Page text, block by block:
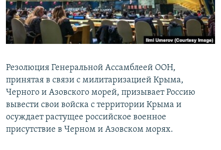
КРЫМ.НЕПОКОРЕННЫЙ
ELIFBE
УКРАИНСКАЯ ПРОБЛЕМА КРЫМА
Резолюция Генеральной Ассамблеей ООН,
принятая в связи с милитаризацией Крыма,
Черного и Азовского морей, призывает Россию
вывести свои войска с территории Крыма и
осуждает растущее российское военное
присутствие в Черном и Азовском морях.